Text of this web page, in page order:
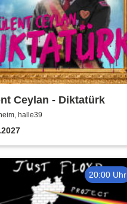
Ceylan - Diktatürk
halle39
20:00 Uhr